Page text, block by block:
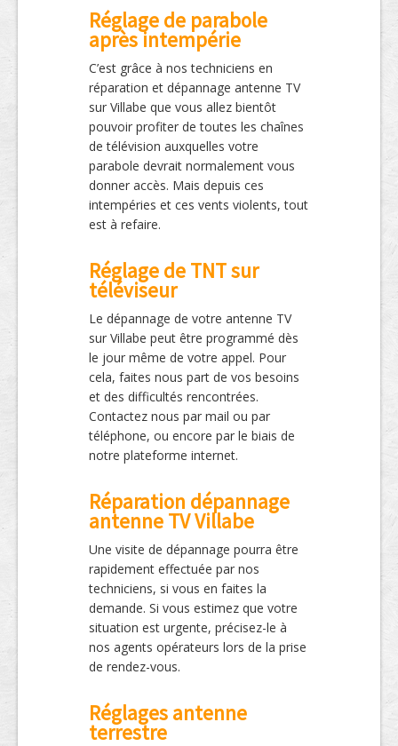
Réglage de parabole
après intempérie
C’est grâce à nos techniciens en
réparation et dépannage antenne TV
sur Villabe que vous allez bientôt
pouvoir profiter de toutes les chaînes
de télévision auxquelles votre
parabole devrait normalement vous
donner accès. Mais depuis ces
intempéries et ces vents violents, tout
est à refaire.
Réglage de TNT sur
téléviseur
Le dépannage de votre antenne TV
sur Villabe peut être programmé dès
le jour même de votre appel. Pour
cela, faites nous part de vos besoins
et des difficultés rencontrées.
Contactez nous par mail ou par
téléphone, ou encore par le biais de
notre plateforme internet.
Réparation dépannage
antenne TV Villabe
Une visite de dépannage pourra être
rapidement effectuée par nos
techniciens, si vous en faites la
demande. Si vous estimez que votre
situation est urgente, précisez-le à
nos agents opérateurs lors de la prise
de rendez-vous.
Réglages antenne
terrestre